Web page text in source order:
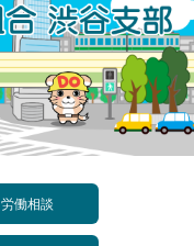
労働相談